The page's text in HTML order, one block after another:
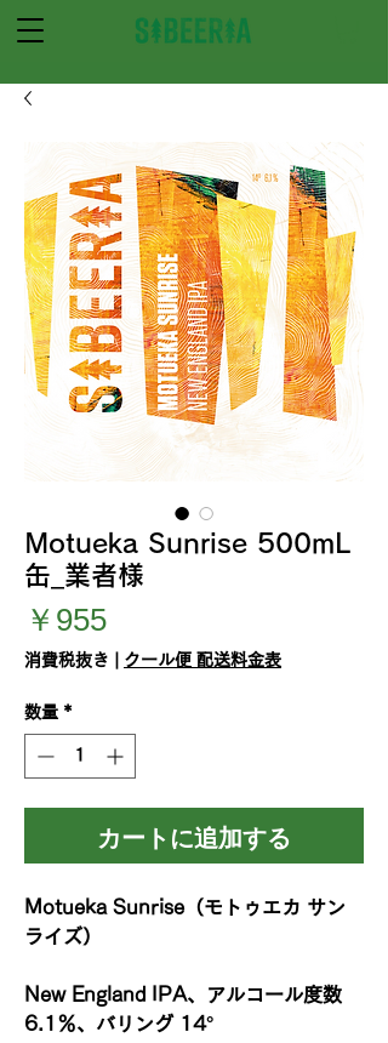
Motueka Sunrise 500mL
缶_業者様
￥955価
格
消費税抜き クール便 配送料金表
数量 *
カートに追加する
Motueka Sunrise（モトゥエカ サン
ライズ）
New England IPA、アルコール度数
6.1％、バリング 14°